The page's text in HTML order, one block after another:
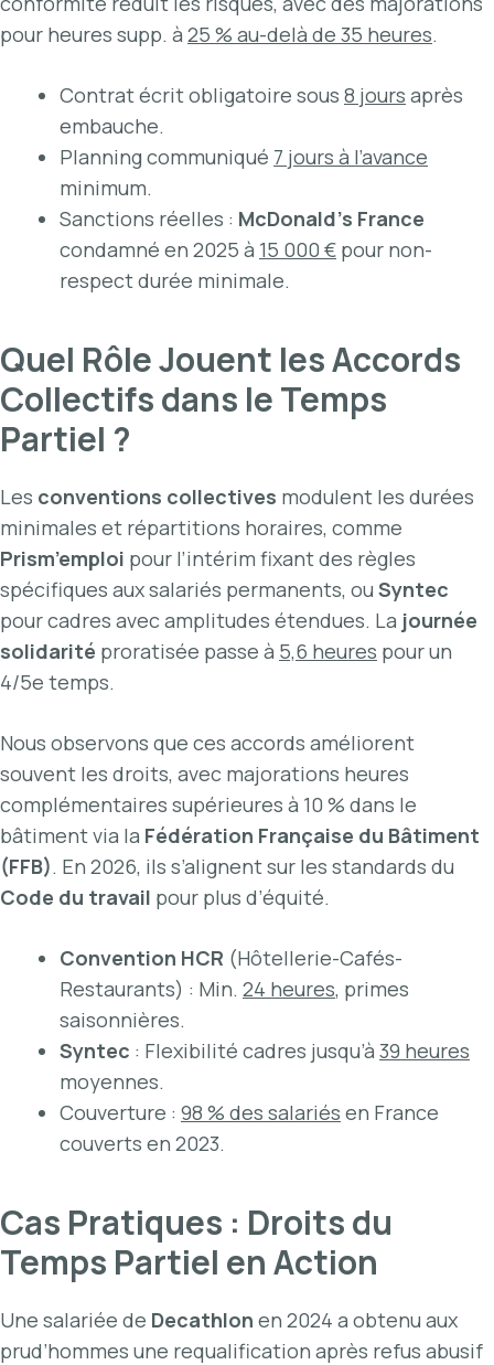
pour heures supp. à 25 % au-delà de 35 heures.
Contrat écrit obligatoire sous 8 jours après
embauche.
Planning communiqué 7 jours à l’avance
minimum.
Sanctions réelles : McDonald’s France
condamné en 2025 à 15 000 € pour non-
respect durée minimale.
Quel Rôle Jouent les Accords
Collectifs dans le Temps
Partiel ?
Les conventions collectives modulent les durées
minimales et répartitions horaires, comme
Prism’emploi pour l’intérim fixant des règles
spécifiques aux salariés permanents, ou Syntec
pour cadres avec amplitudes étendues. La journée
solidarité proratisée passe à 5,6 heures pour un
4/5e temps.
Nous observons que ces accords améliorent
souvent les droits, avec majorations heures
complémentaires supérieures à 10 % dans le
bâtiment via la Fédération Française du Bâtiment
(FFB). En 2026, ils s’alignent sur les standards du
Code du travail pour plus d’équité.
Convention HCR (Hôtellerie-Cafés-
Restaurants) : Min. 24 heures, primes
saisonnières.
Syntec : Flexibilité cadres jusqu’à 39 heures
moyennes.
Couverture : 98 % des salariés en France
couverts en 2023.
Cas Pratiques : Droits du
Temps Partiel en Action
Une salariée de Decathlon en 2024 a obtenu aux
prud’hommes une requalification après refus abusif